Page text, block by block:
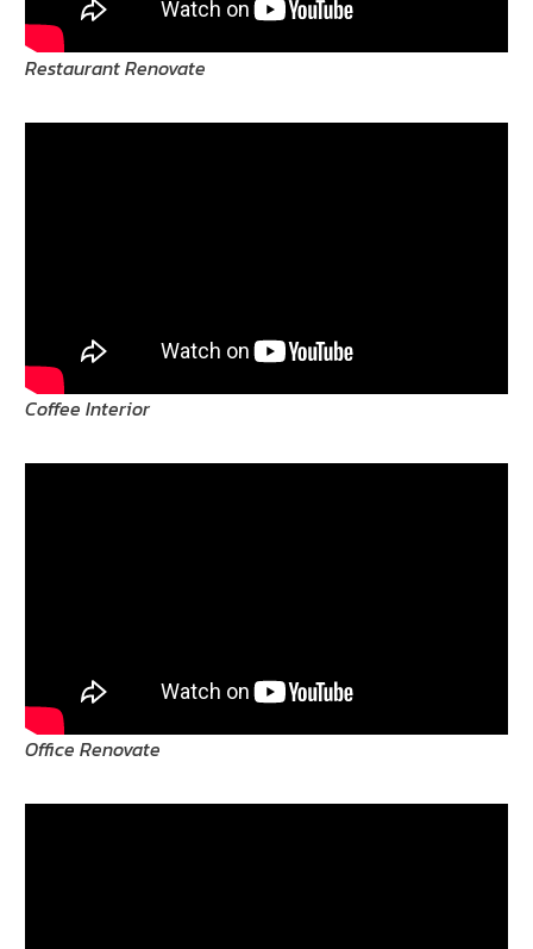
Restaurant Renovate
Coffee Interior
Office Renovate